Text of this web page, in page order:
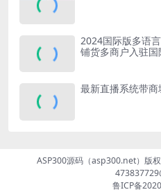
2024国际版多语
铺货多商户入驻
最新直播系统带
ASP300源码（asp300.net）版
鲁ICP备